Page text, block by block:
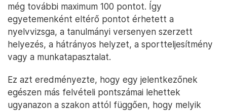
még további maximum 100 pontot. Így
egyetemenként eltérő pontot érhetett a
nyelvvizsga, a tanulmányi versenyen szerzett
helyezés, a hátrányos helyzet, a sportteljesítmény
vagy a munkatapasztalat.
Ez azt eredményezte, hogy egy jelentkezőnek
egészen más felvételi pontszámai lehettek
ugyanazon a szakon attól függően, hogy melyik